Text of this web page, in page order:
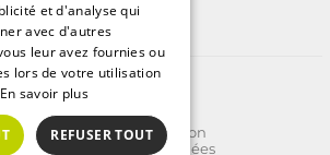
| Tous droits réservés
Plan du site
Générales d'Utilisation
de protection des données
et d'analyse qui
avec d'autres
leur avez fournies ou
lors de votre utilisation
En savoir plus
REFUSER TOUT